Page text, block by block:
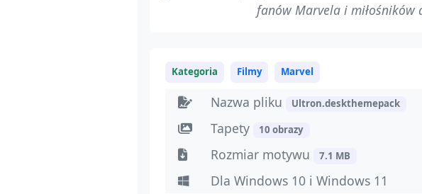
fanów Marvela i miłośników
Kategoria Filmy Marvel
Nazwa pliku Ultron.deskthemepack
Tapety 10 obrazy
Rozmiar motywu 7.1 MB
Dla Windows 10 i Windows 11